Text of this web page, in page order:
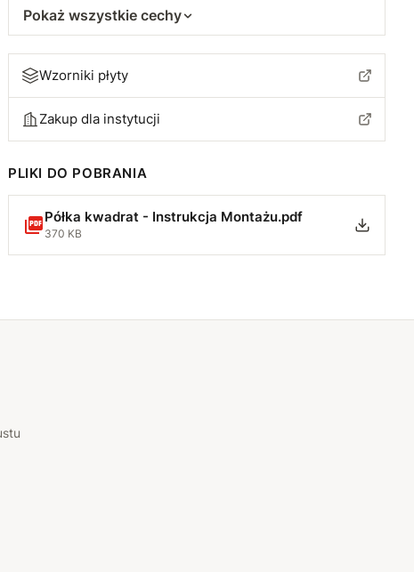
Pokaż wszystkie cechy
Wzorniki płyty
Zakup dla instytucji
PLIKI DO POBRANIA
Półka kwadrat - Instrukcja Montażu.pdf
370 KB